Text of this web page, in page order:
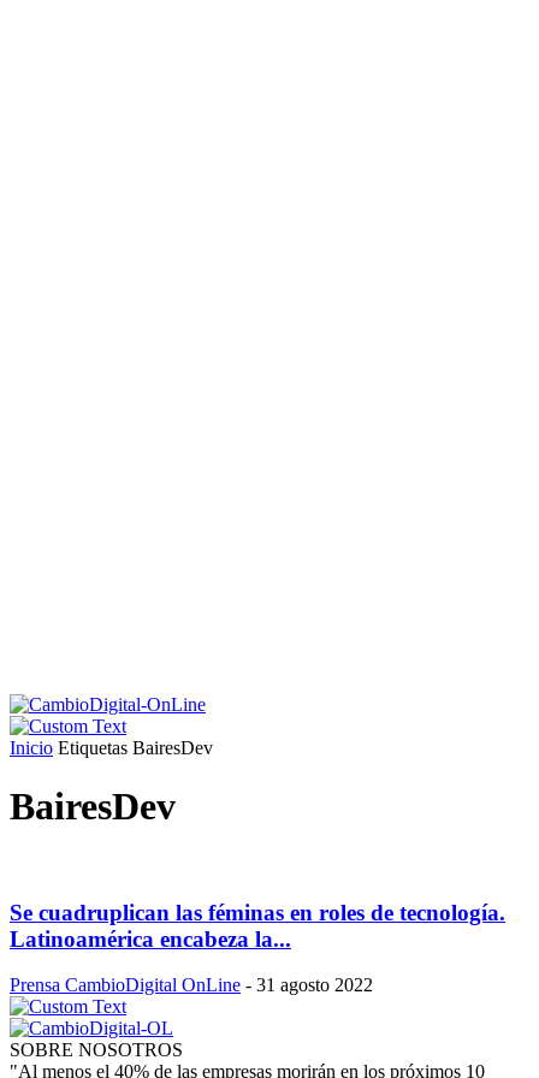
Inicio Etiquetas BairesDev
BairesDev
Se cuadruplican las féminas en roles de tecnología.
Latinoamérica encabeza la...
Prensa CambioDigital OnLine - 31 agosto 2022
SOBRE NOSOTROS
"Al menos el 40% de las empresas morirán en los próximos 10